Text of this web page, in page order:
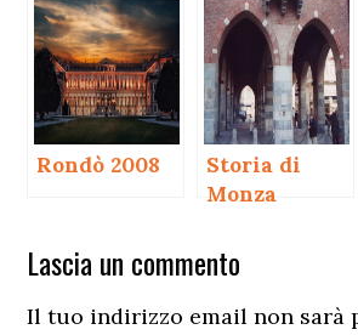
Rondò 2008
Storia di
Monza
Interazioni
del
Lascia un commento
Il tuo indirizzo email non sarà